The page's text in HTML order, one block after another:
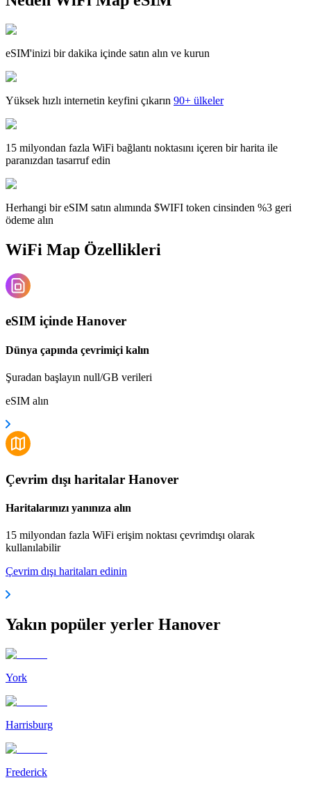
eSIM'inizi bir dakika içinde satın alın ve kurun
Yüksek hızlı internetin keyfini çıkarın 90+ ülkeler
15 milyondan fazla WiFi bağlantı noktasını içeren bir harita ile
paranızdan tasarruf edin
Herhangi bir eSIM satın alımında $WIFI token cinsinden %3 geri
ödeme alın
WiFi Map Özellikleri
eSIM içinde Hanover
Dünya çapında çevrimiçi kalın
Şuradan başlayın null/GB verileri
eSIM alın
Çevrim dışı haritalar Hanover
Haritalarınızı yanınıza alın
15 milyondan fazla WiFi erişim noktası çevrimdışı olarak
kullanılabilir
Çevrim dışı haritaları edinin
Yakın popüler yerler Hanover
York
Harrisburg
Frederick